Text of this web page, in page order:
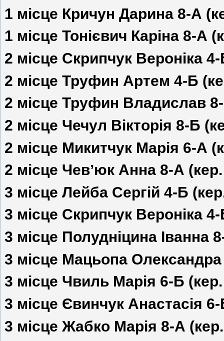
1 місце Кричун Дарина 8-А
1 місце Тонієвич Каріна 8-А
2 місце Скрипчук Вероніка
2 місце Труфин Артем 4-Б
2 місце Труфин Владислав
2 місце Чечул Вікторія 8-Б
2 місце Микитчук Марія 6-А
2 місце Чевʼюк Анна 8-А
3 місце Лейба Сергій 4-Б
3 місце Скрипчук Вероніка
3 місце Полудніцина Іванна
3 місце Мацьопа
3 місце Чвиль Марія 6-Б
3 місце Євинчук Анастасія
3 місце Жабко Марія 8-А